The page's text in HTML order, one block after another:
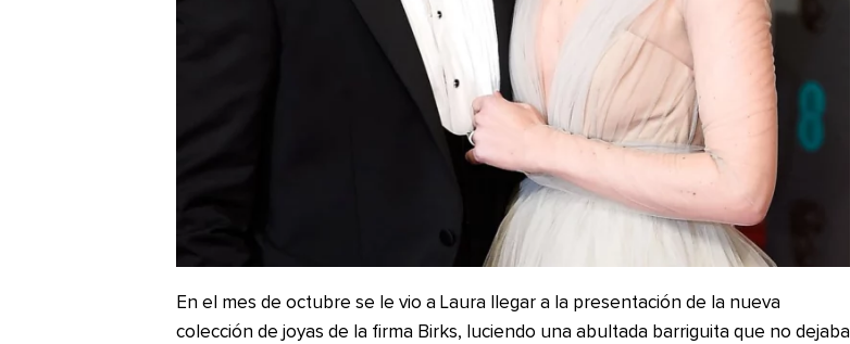
En el mes de octubre se le vio a Laura llegar a la presentación de la nueva
colección de joyas de la firma Birks, luciendo una abultada barriguita que no dejaba